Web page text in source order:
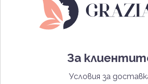
За
Условия за